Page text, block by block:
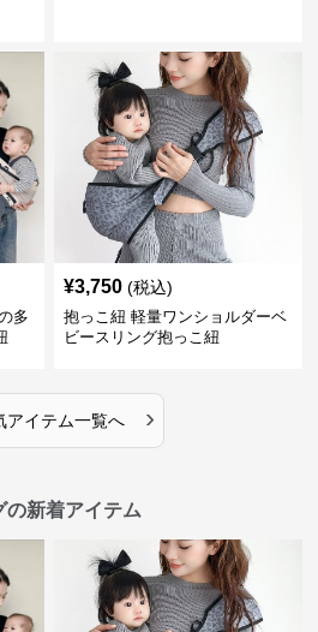
多
¥3,750 (税込)
抱っこ紐 軽量ワンショルダーベ
ビースリング抱っこ紐
アイテム一覧へ ›
の新着アイテム